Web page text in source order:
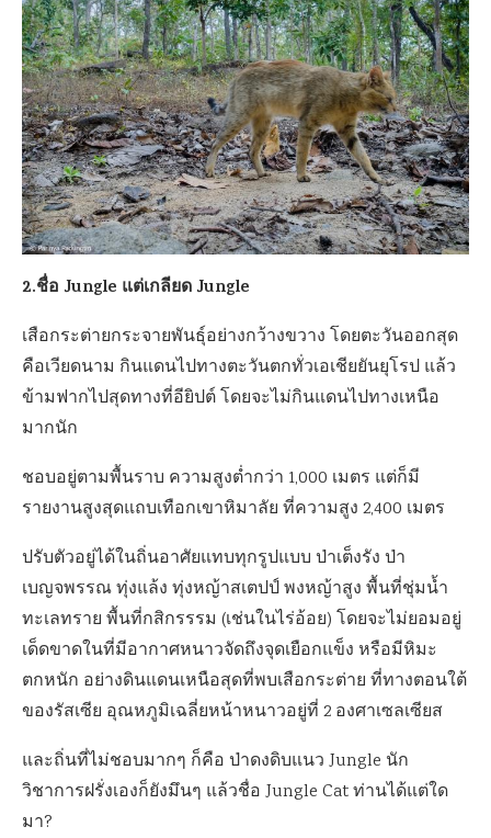
2.ชื่อ Jungle แต่เกลียด Jungle
เสือกระต่ายกระจายพันธุ์อย่างกว้างขวาง โดยตะวันออกสุด
คือเวียดนาม กินแดนไปทางตะวันตกทั่วเอเชียยันยุโรป แล้ว
ข้ามฟากไปสุดทางที่อียิปต์ โดยจะไม่กินแดนไปทางเหนือ
มากนัก
ชอบอยู่ตามพื้นราบ ความสูงต่ำกว่า 1,000 เมตร แต่ก็มี
รายงานสูงสุดแถบเทือกเขาหิมาลัย ที่ความสูง 2,400 เมตร
ปรับตัวอยู่ได้ในถิ่นอาศัยแทบทุกรูปแบบ ป่าเต็งรัง ป่า
เบญจพรรณ ทุ่งแล้ง ทุ่งหญ้าสเตปป์ พงหญ้าสูง พื้นที่ชุ่มน้ำ
ทะเลทราย พื้นที่กสิกรรรม (เช่นในไร่อ้อย) โดยจะไม่ยอมอยู่
เด็ดขาดในที่มีอากาศหนาวจัดถึงจุดเยือกแข็ง หรือมีหิมะ
ตกหนัก อย่างดินแดนเหนือสุดที่พบเสือกระต่าย ที่ทางตอนใต้
ของรัสเซีย อุณหภูมิเฉลี่ยหน้าหนาวอยู่ที่ 2 องศาเซลเซียส
และถิ่นที่ไม่ชอบมากๆ ก็คือ ป่าดงดิบแนว Jungle นัก
วิชาการฝรั่งเองก็ยังมึนๆ แล้วชื่อ Jungle Cat ท่านได้แต่ใด
มา?